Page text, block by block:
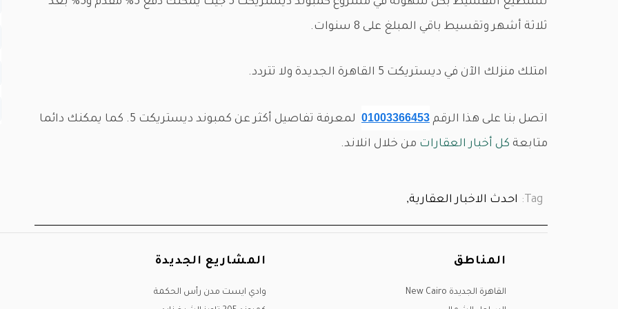
ثلاثة أشهر وتقسيط باقي المبلغ على 8 سنوات.
امتلك منزلك الآن في ديستريكت 5 القاهرة الجديدة ولا تتردد.
اتصل بنا على هذا الرقم 01003366453
لمعرفة تفاصيل أكثر عن كمبوند ديستريكت 5. كما يمكنك دائما
متابعة كل أخبار العقارات من خلال انلاند.
Tag: احدث الاخبار العقارية,
المناطق
القاهرة الجديدة New Cairo
المشاريع الجديدة
وادي ايست مدن رأس الحكمة